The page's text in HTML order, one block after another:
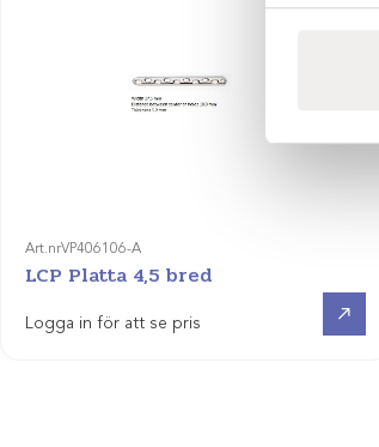
Art.nrVP406106-A
LCP Platta 4,5 bred
Logga in för att se pris